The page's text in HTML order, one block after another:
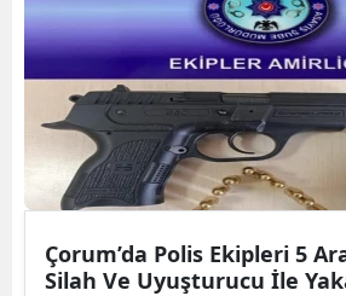
Çorum’da Polis Ekipleri 5
Silah Ve Uyuşturucu İle